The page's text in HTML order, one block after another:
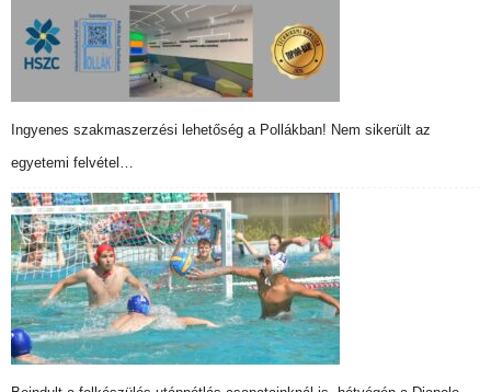
Ingyenes szakmaszerzési lehetőség a Pollákban! Nem sikerült az
egyetemi felvétel…